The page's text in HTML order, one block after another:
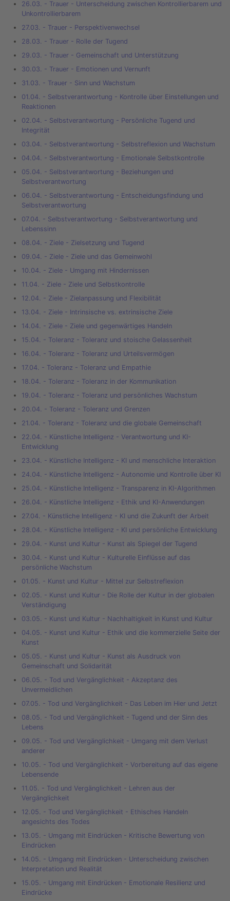
26.03. - Trauer - Unterscheidung zwischen Kontrollierbarem und
Unkontrollierbarem
27.03. - Trauer - Perspektivenwechsel
28.03. - Trauer - Rolle der Tugend
29.03. - Trauer - Gemeinschaft und Unterstützung
30.03. - Trauer - Emotionen und Vernunft
31.03. - Trauer - Sinn und Wachstum
01.04. - Selbstverantwortung - Kontrolle über Einstellungen und
Reaktionen
02.04. - Selbstverantwortung - Persönliche Tugend und
Integrität
03.04. - Selbstverantwortung - Selbstreflexion und Wachstum
04.04. - Selbstverantwortung - Emotionale Selbstkontrolle
05.04. - Selbstverantwortung - Beziehungen und
Selbstverantwortung
06.04. - Selbstverantwortung - Entscheidungsfindung und
Selbstverantwortung
07.04. - Selbstverantwortung - Selbstverantwortung und
Lebenssinn
08.04. - Ziele - Zielsetzung und Tugend
09.04. - Ziele - Ziele und das Gemeinwohl
10.04. - Ziele - Umgang mit Hindernissen
11.04. - Ziele - Ziele und Selbstkontrolle
12.04. - Ziele - Zielanpassung und Flexibilität
13.04. - Ziele - Intrinsische vs. extrinsische Ziele
14.04. - Ziele - Ziele und gegenwärtiges Handeln
15.04. - Toleranz - Toleranz und stoische Gelassenheit
16.04. - Toleranz - Toleranz und Urteilsvermögen
17.04. - Toleranz - Toleranz und Empathie
18.04. - Toleranz - Toleranz in der Kommunikation
19.04. - Toleranz - Toleranz und persönliches Wachstum
20.04. - Toleranz - Toleranz und Grenzen
21.04. - Toleranz - Toleranz und die globale Gemeinschaft
22.04. - Künstliche Intelligenz - Verantwortung und KI-
Entwicklung
23.04. - Künstliche Intelligenz - KI und menschliche Interaktion
24.04. - Künstliche Intelligenz - Autonomie und Kontrolle über KI
25.04. - Künstliche Intelligenz - Transparenz in KI-Algorithmen
26.04. - Künstliche Intelligenz - Ethik und KI-Anwendungen
27.04. - Künstliche Intelligenz - KI und die Zukunft der Arbeit
28.04. - Künstliche Intelligenz - KI und persönliche Entwicklung
29.04. - Kunst und Kultur - Kunst als Spiegel der Tugend
30.04. - Kunst und Kultur - Kulturelle Einflüsse auf das
persönliche Wachstum
01.05. - Kunst und Kultur - Mittel zur Selbstreflexion
02.05. - Kunst und Kultur - Die Rolle der Kultur in der globalen
Verständigung
03.05. - Kunst und Kultur - Nachhaltigkeit in Kunst und Kultur
04.05. - Kunst und Kultur - Ethik und die kommerzielle Seite der
Kunst
05.05. - Kunst und Kultur - Kunst als Ausdruck von
Gemeinschaft und Solidarität
06.05. - Tod und Vergänglichkeit - Akzeptanz des
Unvermeidlichen
07.05. - Tod und Vergänglichkeit - Das Leben im Hier und Jetzt
08.05. - Tod und Vergänglichkeit - Tugend und der Sinn des
Lebens
09.05. - Tod und Vergänglichkeit - Umgang mit dem Verlust
anderer
10.05. - Tod und Vergänglichkeit - Vorbereitung auf das eigene
Lebensende
11.05. - Tod und Vergänglichkeit - Lehren aus der
Vergänglichkeit
12.05. - Tod und Vergänglichkeit - Ethisches Handeln
angesichts des Todes
13.05. - Umgang mit Eindrücken - Kritische Bewertung von
Eindrücken
14.05. - Umgang mit Eindrücken - Unterscheidung zwischen
Interpretation und Realität
15.05. - Umgang mit Eindrücken - Emotionale Resilienz und
Eindrücke